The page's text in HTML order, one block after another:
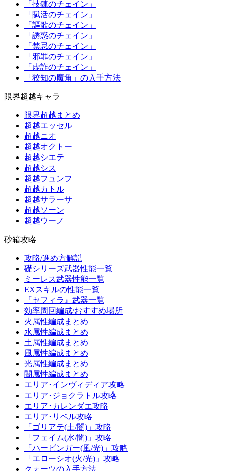
「技錬のチェイン」
「賦活のチェイン」
「謳歌のチェイン」
「誘惑のチェイン」
「禁忌のチェイン」
「邪罪のチェイン」
「虚詐のチェイン」
「狡知の魔角」の入手方法
限界超越キャラ
限界超越まとめ
超越エッセル
超越ニオ
超越オクトー
超越シエテ
超越シス
超越フュンフ
超越カトル
超越サラーサ
超越ソーン
超越ウーノ
砂箱攻略
攻略/進め方解説
礎シリーズ武器性能一覧
ミーレス武器性能一覧
EXスキルの性能一覧
『セフィラ』武器一覧
効率周回編成/おすすめ場所
火属性編成まとめ
水属性編成まとめ
土属性編成まとめ
風属性編成まとめ
光属性編成まとめ
闇属性編成まとめ
エリア･インヴィディア攻略
エリア･ジョクラトル攻略
エリア･カレンダエ攻略
エリア･リベル攻略
「ゴリアテ(土/闇)」攻略
「フェイム(水/闇)」攻略
「ハービンガー(風/光)」攻略
「エローシオ(火/光)」攻略
クォーツの入手方法